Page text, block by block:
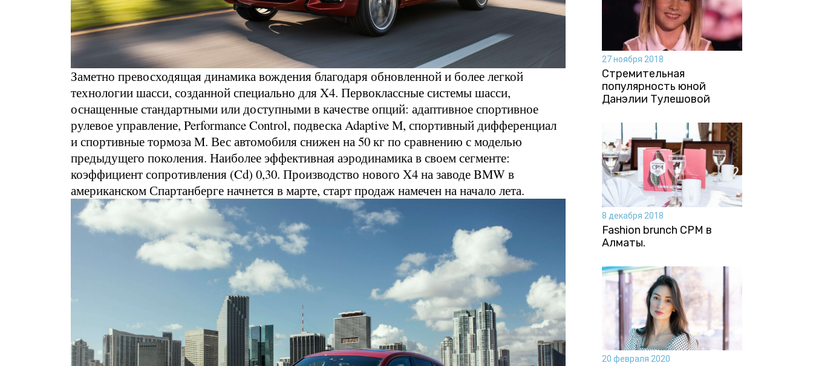
Заметно превосходящая динамика вождения благодаря обновленной и более легкой
технологии шасси, созданной специально для X4. Первоклассные системы шасси,
оснащенные стандартными или доступными в качестве опций: адаптивное спортивное
рулевое управление, Performance Control, подвеска Adaptive M, спортивный дифференциал
и спортивные тормоза M. Вес автомобиля снижен на 50 кг по сравнению с моделью
предыдущего поколения. Наиболее эффективная аэродинамика в своем сегменте:
коэффициент сопротивления (Cd) 0,30. Производство нового X4 на заводе BMW в
американском Спартанберге начнется в марте, старт продаж намечен на начало лета.
27 ноября 2018
Стремительная
популярность юной
Данэлии Тулешовой
8 декабря 2018
Fashion brunch CPM в
Алматы.
20 февраля 2020